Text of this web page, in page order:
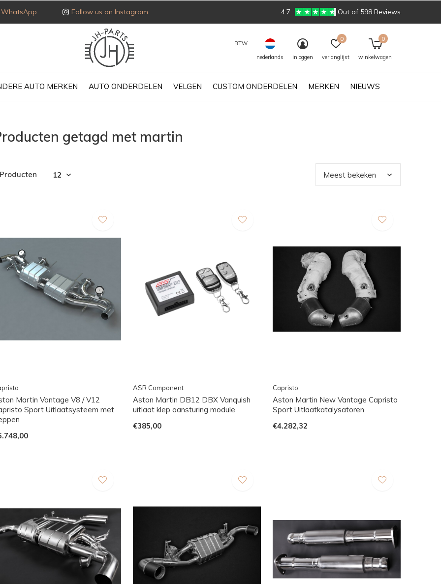
AUTO MERKEN AUTO ONDERDELEN VELGEN CUSTOM ONDERDELEN MERKEN NIEUWS
BTW
nederlands
inloggen verlanglijst
0
winkelwagen
0
Follow us on Instagram 4.7 Out of 598 Reviews
getagd met martin
Martin Vantage V8 / V12
Sport Uitlaatsysteem met
ASR Component
Aston Martin DB12 DBX Vanquish
uitlaat klep aansturing module
€385,00
Capristo
Aston Martin New Vantage Capristo
Sport Uitlaatkatalysatoren
€4.282,32